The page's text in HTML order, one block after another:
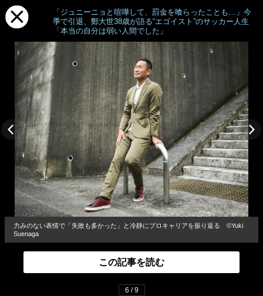
「ジュニーニョと喧嘩して、罰金を喰らったことも…」今
季で引退、鄭大世38歳が語る“エゴイスト”のサッカー人生
「本当の自分は弱い人間でした」
力みのない表情で「失敗も多かった」と冷静にプロキャリアを振り返る ©Yuki
Suenaga
この記事を読む
6 / 9